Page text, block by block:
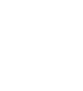
СТАДІОН В